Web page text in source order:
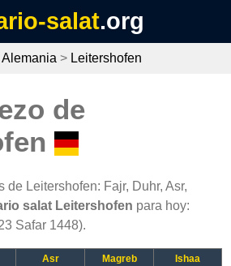
salat.org
Alemania > Leitershofen
de
de Leitershofen: Fajr, Duhr, Asr,
salat Leitershofen para hoy:
Safar 1448).
Asr Magreb
Ishaa